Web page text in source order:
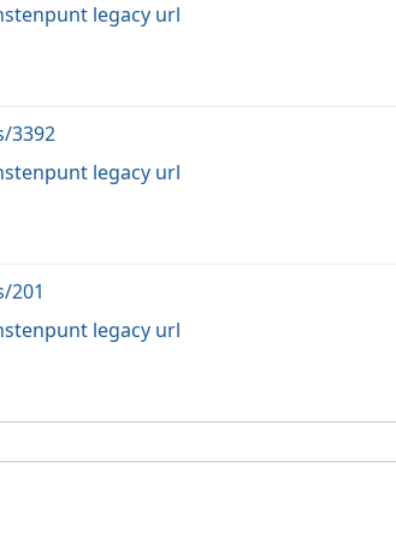
legacy url
3392
legacy url
201
legacy url